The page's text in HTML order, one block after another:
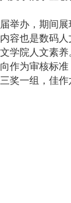
举办，期间
容也是数码
学院人文素养
作为审核标
奖一组，佳